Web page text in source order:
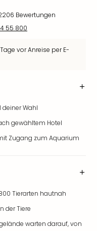
Bewertungen
55 800
vor Anreise per E-
Wahl
gewähltem Hotel
Zugang zum Aquarium
Tierarten hautnah
der Tiere
warten darauf, von